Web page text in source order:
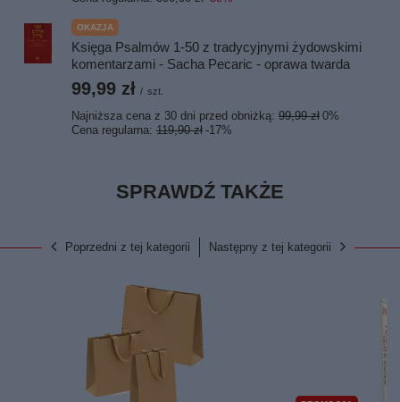
OKAZJA
Księga Psalmów 1-50 z tradycyjnymi żydowskimi
komentarzami - Sacha Pecaric - oprawa twarda
99,99 zł / szt.
Najniższa cena z 30 dni przed obniżką: 99,99 zł 0%
Cena regularna: 119,90 zł -17%
SPRAWDŹ TAKŻE
Poprzedni z tej kategorii Następny z tej kategorii